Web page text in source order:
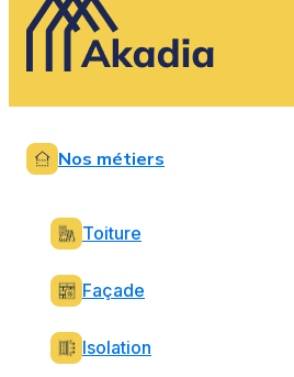
Nos métiers
Toiture
Façade
Isolation